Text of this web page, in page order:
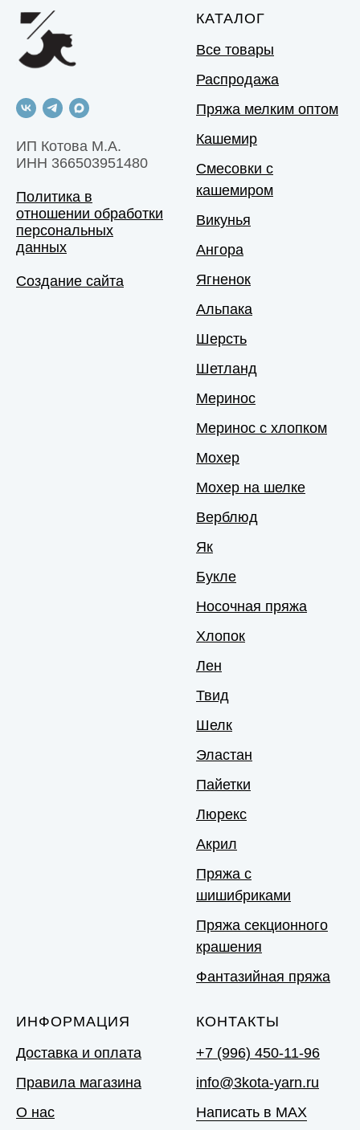
ИП Котова М.А.
ИНН 366503951480
Политика в
отношении обработки
персональных
данных
Создание сайта
КАТАЛОГ
Все товары
Распродажа
Пряжа мелким оптом
Кашемир
Смесовки с
кашемиром
Викунья
Ангора
Ягненок
Альпака
Шерсть
Шетланд
Меринос
Меринос с хлопком
Мохер
Мохер на шелке
Верблюд
Як
Букле
Носочная пряжа
Хлопок
Лен
Твид
Шелк
Эластан
Пайетки
Люрекс
Акрил
Пряжа с
шишибриками
Пряжа секционного
крашения
Фантазийная пряжа
ИНФОРМАЦИЯ
Доставка и оплата
Правила магазина
О нас
КОНТАКТЫ
+7 (996) 450-11-96
info@3kota-yarn.ru
Написать в MAX